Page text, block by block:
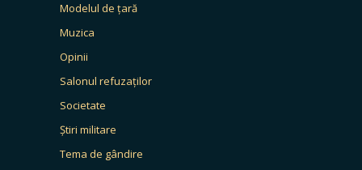
Modelul de țară
Muzica
Opinii
Salonul refuzaților
Societate
Știri militare
Tema de gândire